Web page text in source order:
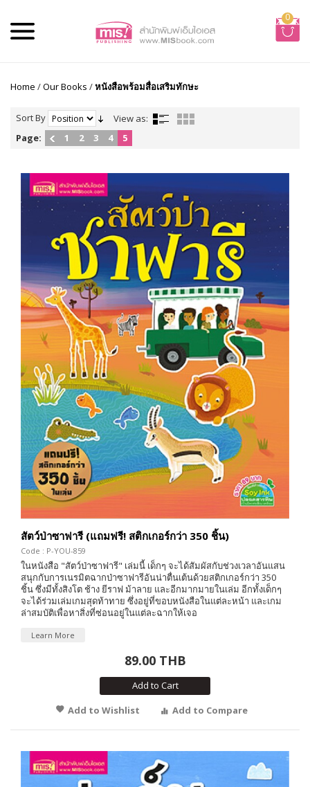
0
Home /Our Books /หนังสือพร้อมสื่อเสริมทักษะ
Sort By
View as:
Page:
1 2 3 4 5
สัตว์ป่าซาฟารี (แถมฟรี! สติกเกอร์กว่า 350 ชิ้น)
Code : P-YOU-859
ในหนังสือ "สัตว์ป่าซาฟารี" เล่มนี้ เด็กๆ จะได้สัมผัสกับช่วงเวลาอันแสน
สนุกกับการเนรมิตฉากป่าซาฟารีอันน่าตื่นเต้นด้วยสติกเกอร์กว่า 350
ชิ้น ซึ่งมีทั้งสิงโต ช้าง ยีราฟ ม้าลาย และอีกมากมายในเล่ม อีกทั้งเด็กๆ
จะได้ร่วมเล่มเกมสุดท้าทาย ซึ่งอยู่ที่ขอบหนังสือในแต่ละหน้า และเกม
ล่าสมบัติเพื่อหาสิ่งที่ซ่อนอยู่ในแต่ละฉากให้เจอ
Learn More
89.00 THB
Add to Cart
Add to Wishlist
Add to Compare